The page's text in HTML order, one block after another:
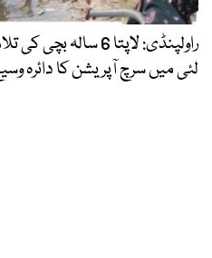
راولپنڈی: لاپتا 6
لئی میں سرچ آپریشن کا دائرہ